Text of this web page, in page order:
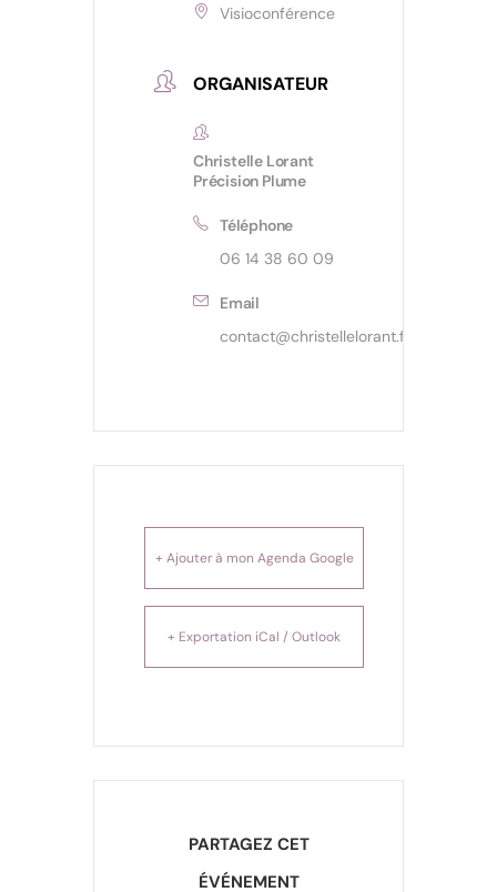
Visioconférence
ORGANISATEUR
Christelle Lorant
Précision Plume
Téléphone
06 14 38 60 09
Email
contact@christellelorant.fr
+ Ajouter à mon Agenda Google
+ Exportation iCal / Outlook
PARTAGEZ CET
ÉVÉNEMENT